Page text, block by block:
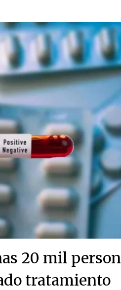
20 mil
tratamiento